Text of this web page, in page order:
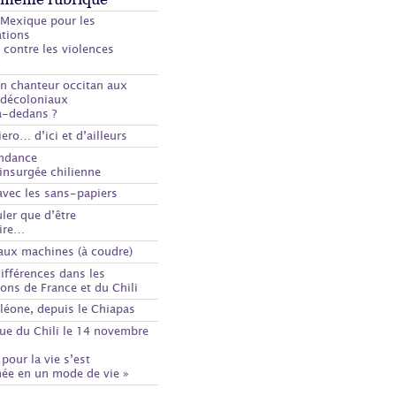
pour les
contre les violences
chanteur occitan aux
dedans ?
d’ici et d’ailleurs
chilienne
les sans-papiers
que d’être
machines (à coudre)
dans les
de France et du Chili
depuis le Chiapas
du Chili le 14 novembre
la vie s’est
en un mode de vie »